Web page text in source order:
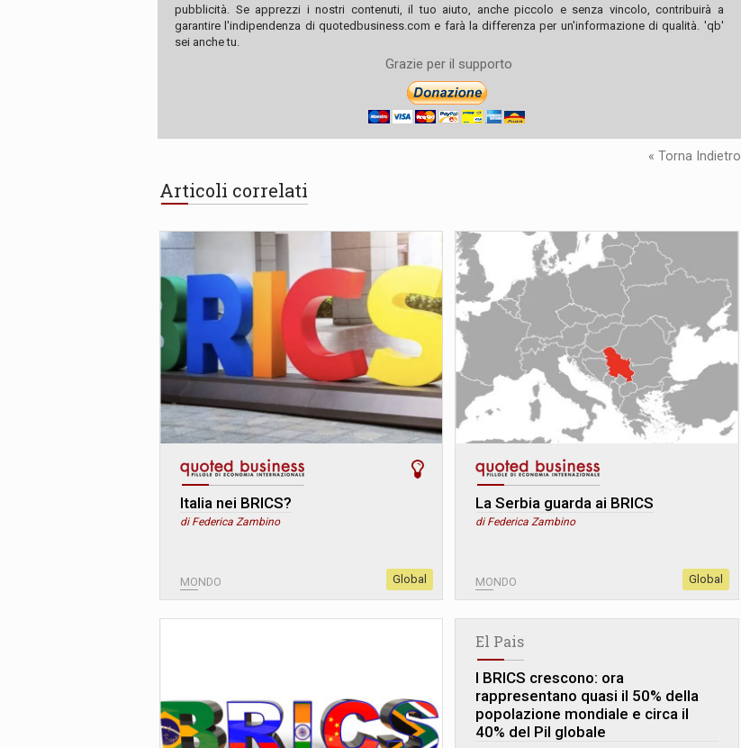
pubblicità. Se apprezzi i nostri contenuti, il tuo aiuto, anche piccolo e senza vincolo, contribuirà a
garantire l'indipendenza di quotedbusiness.com e farà la differenza per un'informazione di qualità. 'qb'
sei anche tu.
Grazie per il supporto
« Torna Indietro
Articoli correlati
Italia nei BRICS?
di Federica Zambino
MONDO Global
La Serbia guarda ai BRICS
di Federica Zambino
MONDO Global
El Pais
I BRICS crescono: ora
rappresentano quasi il 50% della
popolazione mondiale e circa il
40% del Pil globale